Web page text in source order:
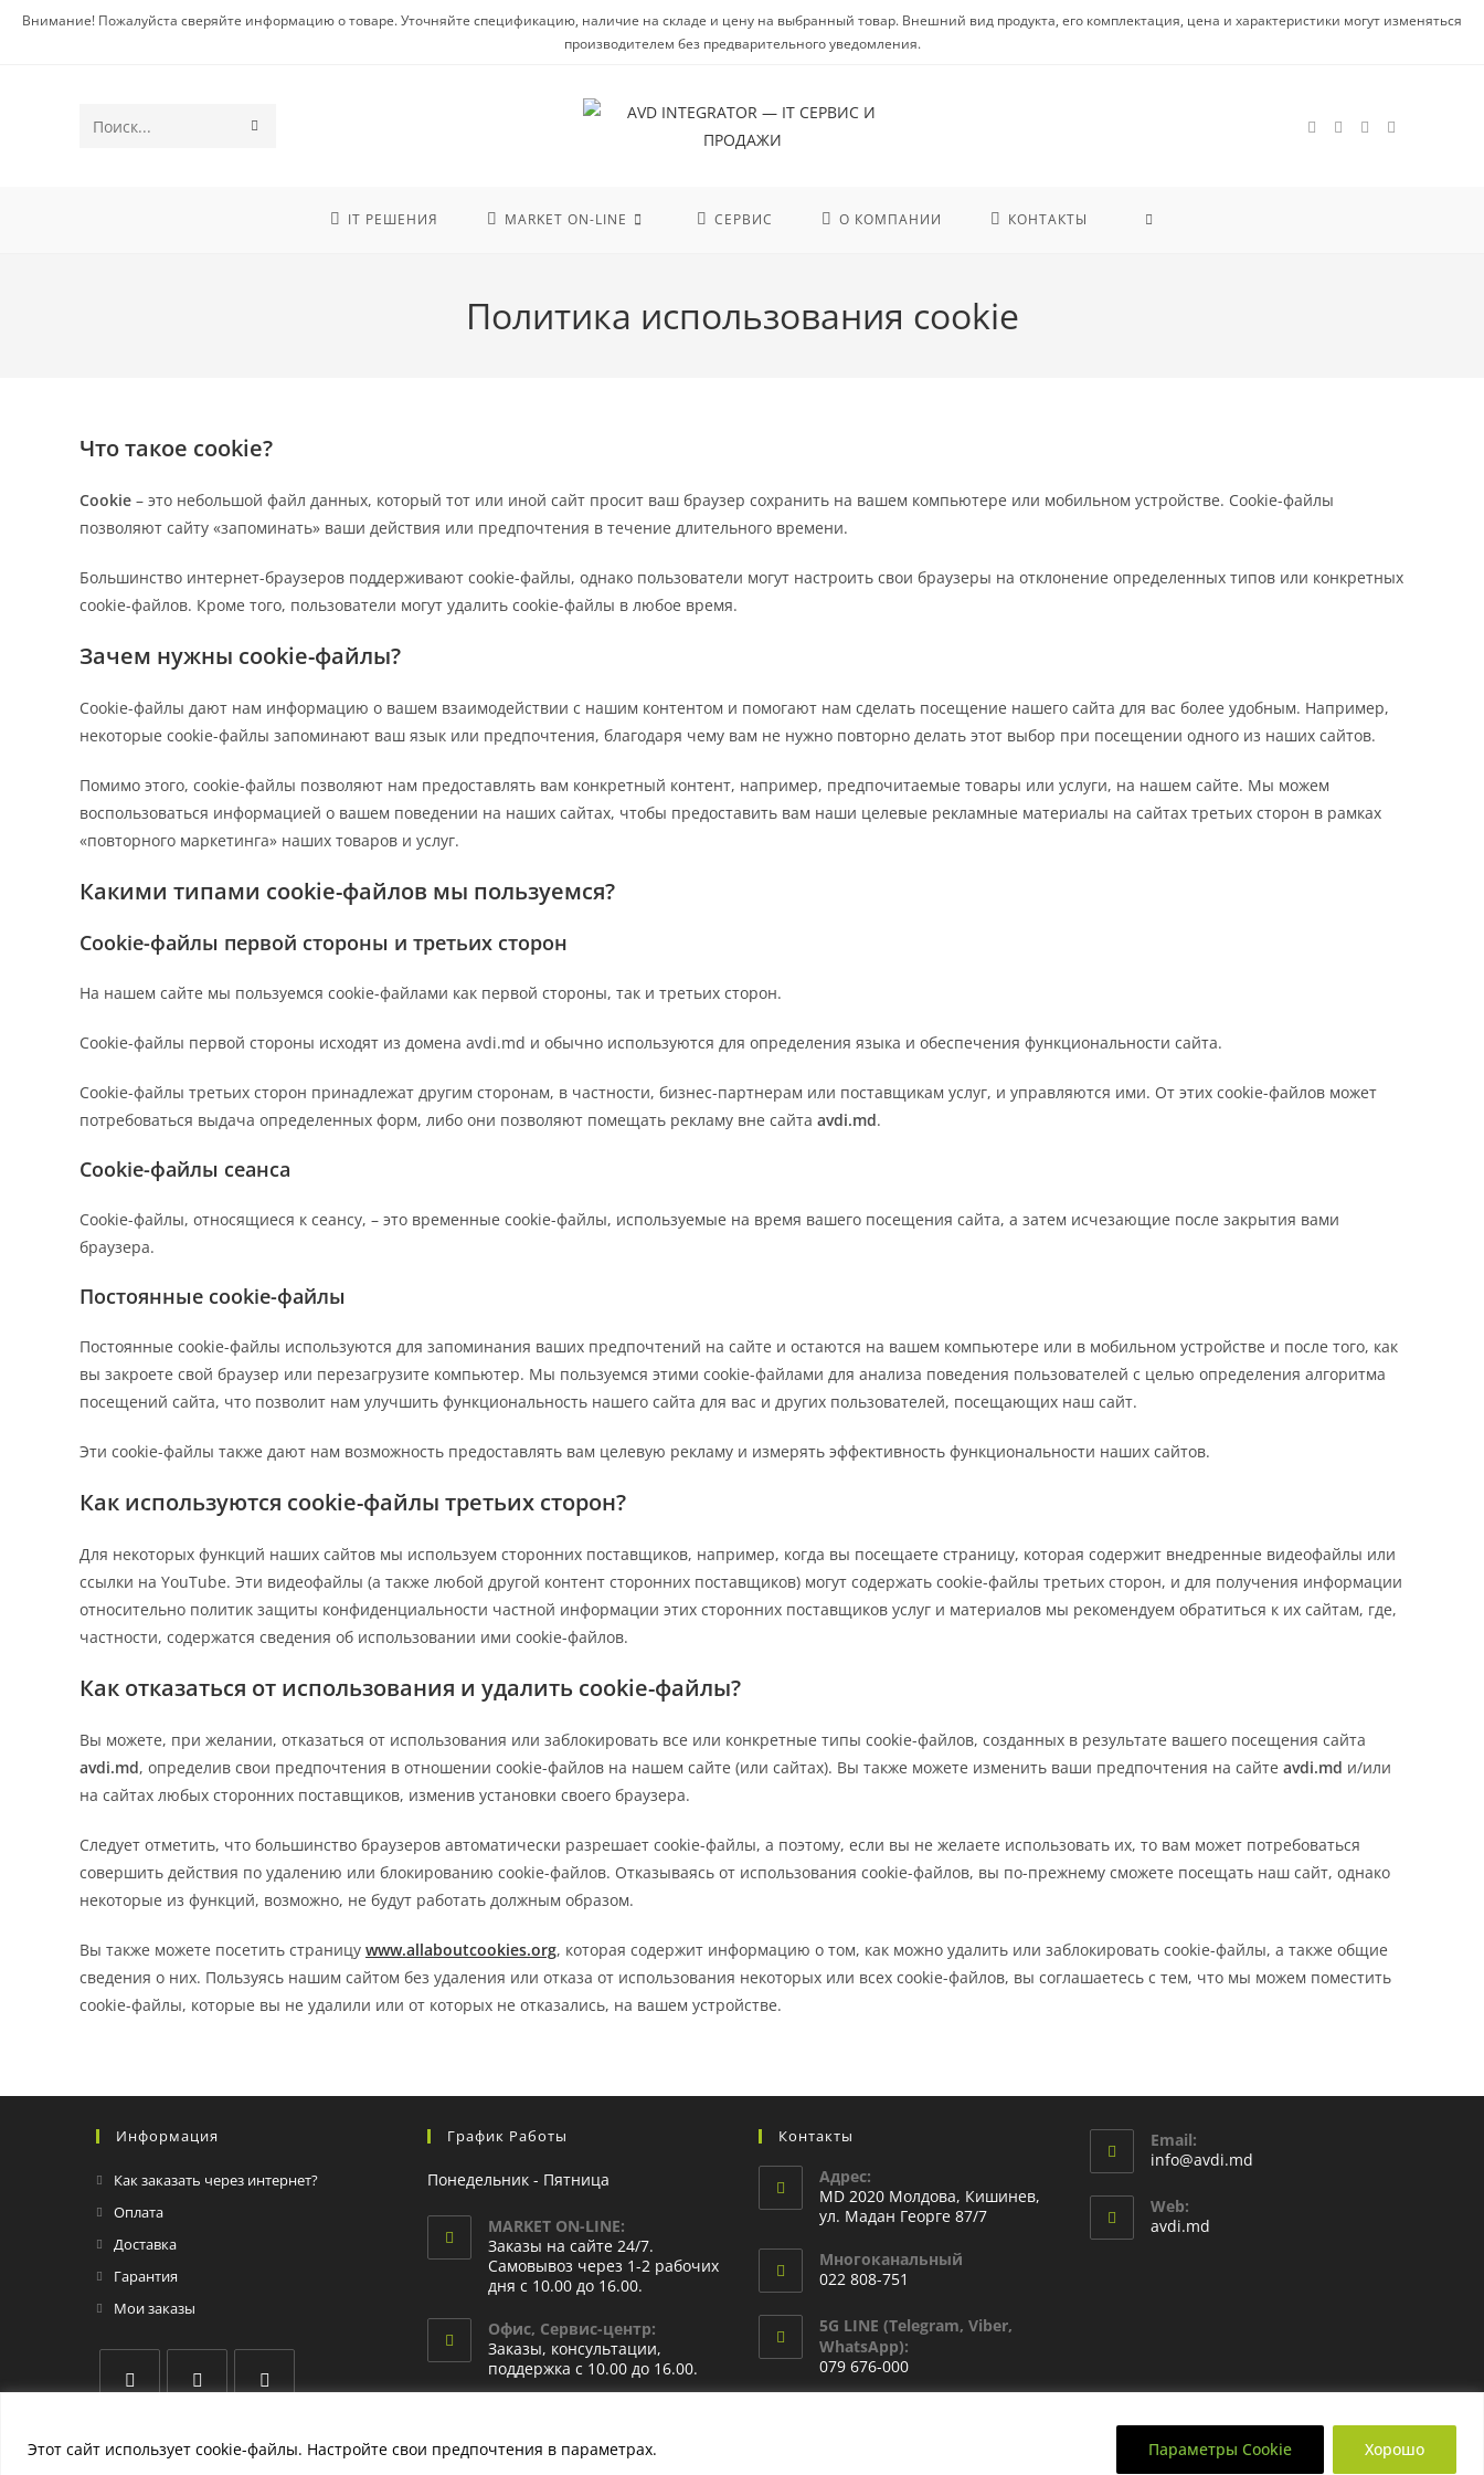
Этот сайт использует cookie-файлы. Настройте свои предпочтения в параметрах. Параметры Cookie Хорошо
Внимание! Пожалуйста сверяйте информацию о товаре. Уточняйте спецификацию, наличие на складе и цену на выбранный товар. Внешний вид продукта, его комплектация, цена и характеристики могут изменяться
производителем без предварительного уведомления.
Поиск
IT РЕШЕНИЯ MARKET ON-LINE СЕРВИС О КОМПАНИИ КОНТАКТЫ
Политика использования cookie
Что такое cookie?
Cookie – это небольшой файл данных, который тот или иной сайт просит ваш браузер сохранить на вашем компьютере или мобильном устройстве. Cookie-файлы
позволяют сайту «запоминать» ваши действия или предпочтения в течение длительного времени.
Большинство интернет-браузеров поддерживают cookie-файлы, однако пользователи могут настроить свои браузеры на отклонение определенных типов или конкретных
cookie-файлов. Кроме того, пользователи могут удалить cookie-файлы в любое время.
Зачем нужны cookie-файлы?
Сookie-файлы дают нам информацию о вашем взаимодействии с нашим контентом и помогают нам сделать посещение нашего сайта для вас более удобным. Например,
некоторые cookie-файлы запоминают ваш язык или предпочтения, благодаря чему вам не нужно повторно делать этот выбор при посещении одного из наших сайтов.
Помимо этого, cookie-файлы позволяют нам предоставлять вам конкретный контент, например, предпочитаемые товары или услуги, на нашем сайте. Мы можем
воспользоваться информацией о вашем поведении на наших сайтах, чтобы предоставить вам наши целевые рекламные материалы на сайтах третьих сторон в рамках
«повторного маркетинга» наших товаров и услуг.
Какими типами cookie-файлов мы пользуемся?
Cookie-файлы первой стороны и третьих сторон
На нашем сайте мы пользуемся cookie-файлами как первой стороны, так и третьих сторон.
Сookie-файлы первой стороны исходят из домена avdi.md и обычно используются для определения языка и обеспечения функциональности сайта.
Сookie-файлы третьих сторон принадлежат другим сторонам, в частности, бизнес-партнерам или поставщикам услуг, и управляются ими. От этих cookie-файлов может
потребоваться выдача определенных форм, либо они позволяют помещать рекламу вне сайта avdi.md.
Cookie-файлы сеанса
Сookie-файлы, относящиеся к сеансу, – это временные cookie-файлы, используемые на время вашего посещения сайта, а затем исчезающие после закрытия вами
браузера.
Постоянные cookie-файлы
Постоянные cookie-файлы используются для запоминания ваших предпочтений на сайте и остаются на вашем компьютере или в мобильном устройстве и после того, как
вы закроете свой браузер или перезагрузите компьютер. Мы пользуемся этими cookie-файлами для анализа поведения пользователей с целью определения алгоритма
посещений сайта, что позволит нам улучшить функциональность нашего сайта для вас и других пользователей, посещающих наш сайт.
Эти cookie-файлы также дают нам возможность предоставлять вам целевую рекламу и измерять эффективность функциональности наших сайтов.
Как используются cookie-файлы третьих сторон?
Для некоторых функций наших сайтов мы используем сторонних поставщиков, например, когда вы посещаете страницу, которая содержит внедренные видеофайлы или
ссылки на YouTube. Эти видеофайлы (а также любой другой контент сторонних поставщиков) могут содержать cookie-файлы третьих сторон, и для получения информации
относительно политик защиты конфиденциальности частной информации этих сторонних поставщиков услуг и материалов мы рекомендуем обратиться к их сайтам, где,
частности, содержатся сведения об использовании ими cookie-файлов.
Как отказаться от использования и удалить cookie-файлы?
Вы можете, при желании, отказаться от использования или заблокировать все или конкретные типы cookie-файлов, созданных в результате вашего посещения сайта
avdi.md, определив свои предпочтения в отношении cookie-файлов на нашем сайте (или сайтах). Вы также можете изменить ваши предпочтения на сайте avdi.md и/или
на сайтах любых сторонних поставщиков, изменив установки своего браузера.
Следует отметить, что большинство браузеров автоматически разрешает cookie-файлы, а поэтому, если вы не желаете использовать их, то вам может потребоваться
совершить действия по удалению или блокированию cookie-файлов. Отказываясь от использования cookie-файлов, вы по-прежнему сможете посещать наш сайт, однако
некоторые из функций, возможно, не будут работать должным образом.
Вы также можете посетить страницу www.allaboutcookies.org, которая содержит информацию о том, как можно удалить или заблокировать cookie-файлы, а также общие
сведения о них. Пользуясь нашим сайтом без удаления или отказа от использования некоторых или всех cookie-файлов, вы соглашаетесь с тем, что мы можем поместить
cookie-файлы, которые вы не удалили или от которых не отказались, на вашем устройстве.
Информация
Как заказать через интернет?
Оплата
Доставка
Гарантия
Мои заказы
График Работы
Понедельник - Пятница
MARKET ON-LINE:
Заказы на сайте 24/7.
Самовывоз через 1-2 рабочих
дня с 10.00 до 16.00.
Офис, Сервис-центр:
Заказы, консультации,
поддержка с 10.00 до 16.00.
Контакты
Адрес:
MD 2020 Молдова, Кишинев,
ул. Мадан Георге 87/7
Многоканальный
022 808-751
5G LINE (Telegram, Viber,
WhatsApp):
079 676-000
Email:
info@avdi.md
Web:
avdi.md
Политика конфиденциальности Условия использования